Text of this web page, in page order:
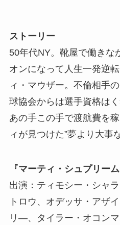
ストーリー
50年代NY。靴屋で働きな
オンになって人生一発逆
ィ・マウザー。不倫相手
球協会からは選手資格は
あの手この手で渡航費を
ィが見つけた”夢より大事
『マーティ・シュプリー
出演：ティモシー・シャ
トロウ、オデッサ・アザ
リ―、タイラー・オコン